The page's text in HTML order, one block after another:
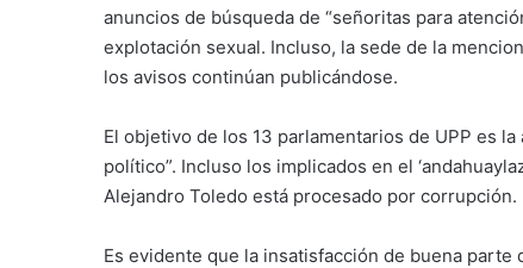
anuncios de búsqueda de “señoritas para
explotación sexual. Incluso, la sede de la
los avisos continúan publicándose.
El objetivo de los 13 parlamentarios de UPP es
político”. Incluso los implicados en el
Alejandro Toledo está procesado por
Es evidente que la insatisfacción de buena